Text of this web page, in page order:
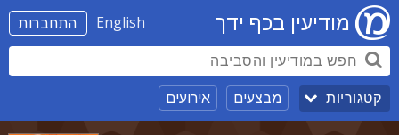
התחברות English מודיעין בכף ידך
קטגוריות מבצעים אירועים